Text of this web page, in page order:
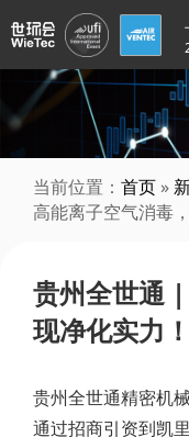
当前位置： 首页 »
高能离子空气消毒
贵州全世通
现净化实力！
贵州全世通精密机
通过招商引资到凯